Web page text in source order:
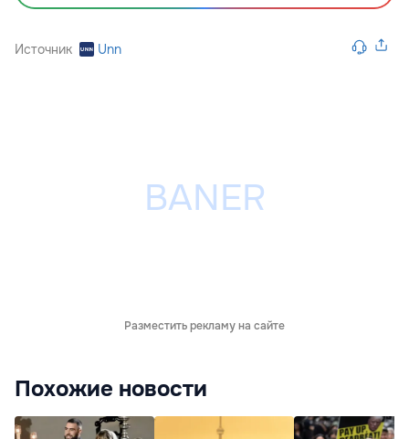
Источник Unn
Разместить рекламу на сайте
Похожие новости